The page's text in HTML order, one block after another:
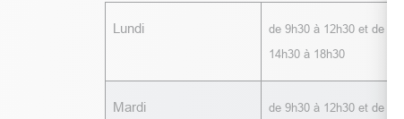
Lundi
de 9h30 à 12h30 et de
14h30 à 18h30
Mardi
de 9h30 à 12h30 et de